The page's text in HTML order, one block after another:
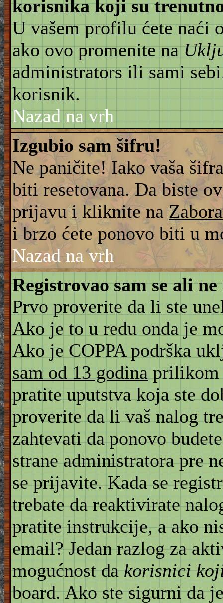
korisnika koji su
U vašem profilu ćete naći
ako ovo promenite na
administrators ili sami
korisnik.
Nazad na vrh
Izgubio sam šifru!
Ne paničite! Iako vaša
biti resetovana. Da biste
prijavu i kliknite na
i brzo ćete ponovo biti u
Nazad na vrh
Registrovao sam se ali
Prvo proverite da li ste
Ako je to u redu onda je
Ako je COPPA podrška
sam od 13 godinaprilikom
pratite uputstva koja ste
proverite da li vaš nalog
zahtevati da ponovo
strane administratora pre
se prijavite. Kada se
trebate da reaktivirate
pratite instrukcije, a ako
email? Jedan razlog za
mogućnost dakorisnici
board. Ako ste sigurni da